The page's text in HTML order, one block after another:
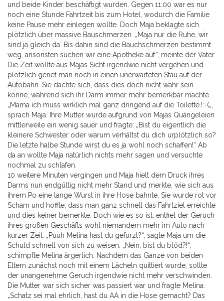
und beide Kinder beschäftigt wurden. Gegen 11:00 war es nur
noch eine Stunde Fahrtzeit bis zum Hotel, wodurch die Familie
keine Pause mehr einlegen wollte. Doch Maja beklagte sich
plötzlich über massive Bauschmerzen. „Maja nur die Ruhe, wir
sind ja gleich da. Bis dahin sind die Bauchschmerzen bestimmt
weg, ansonsten suchen wir eine Apotheke auf“, meinte der Vater.
Die Zeit wollte aus Majas Sicht irgendwie nicht vergehen und
plötzlich geriet man noch in einen unerwarteten Stau auf der
Autobahn. Sie dachte sich, dass dies doch nicht wahr sein
könne, während sich ihr Darm immer mehr bemerkbar machte.
„Mama ich muss wirklich mal ganz dringend auf die Toilette.!:-(„,
sprach Maja. Ihre Mutter wurde aufgrund von Majas Quängeleien
mittlerweile ein wenig sauer und fragte: „Bist du eigentlich die
kleinere Schwester oder warum verhältst du dich urplötzlich so?
Die letzte halbe Stunde wirst du es ja wohl noch schaffen!“ Ab
da an wollte Maja natürlich nichts mehr sagen und versuchte
nochmal zu schlafen.
10 weitere Minuten vergingen und Maja hielt dem Druck ihres
Darms nun endgültig nicht mehr Stand und merkte, wie sich aus
ihrem Po eine lange Wurst in ihre Hose bahnte. Sie wurde rot vor
Scham und hoffte, dass man ganz schnell das Fahrtziel erreichte
und dies keiner bemerkte. Doch wie es so ist, entfiel der Geruch
ihres großen Geschäfts wohl niemandem mehr im Auto nach
kurzer Zeit. „Puuh Melina hast du gefurzt?“, sagte Maja um die
Schuld schnell von sich zu weisen. „Nein, bist du blöd?!“,
schimpfte Melina ärgerlich. Nachdem das Ganze von beiden
Eltern zunächst noch mit einem Lächeln quittiert wurde, sollte
der unangenehme Geruch irgendwie nicht mehr verschwinden.
Die Mutter war sich sicher was passiert war und fragte Melina:
„Schatz sei mal ehrlich, hast du AA in die Hose gemacht? Das